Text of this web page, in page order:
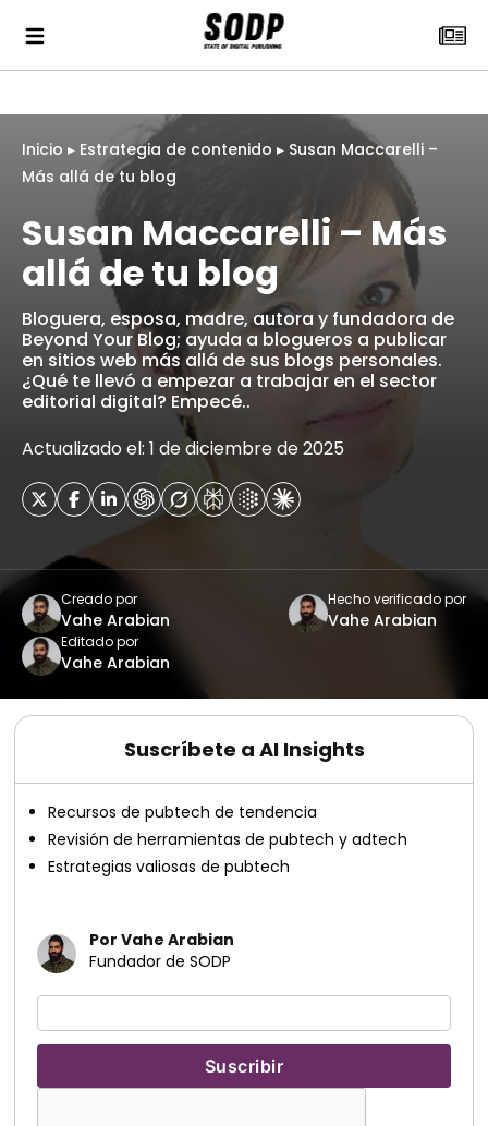
Inicio ▸ Estrategia de contenido ▸ Susan Maccarelli –
Más allá de tu blog
Susan Maccarelli – Más
allá de tu blog
Bloguera, esposa, madre, autora y fundadora de
Beyond Your Blog; ayuda a blogueros a publicar
en sitios web más allá de sus blogs personales.
¿Qué te llevó a empezar a trabajar en el sector
editorial digital? Empecé..
Actualizado el: 1 de diciembre de 2025
Creado por
Vahe Arabian
Hecho verificado por
Vahe Arabian
Editado por
Vahe Arabian
Suscríbete a AI Insights
Recursos de pubtech de tendencia
Revisión de herramientas de pubtech y adtech
Estrategias valiosas de pubtech
Por Vahe Arabian
Fundador de SODP